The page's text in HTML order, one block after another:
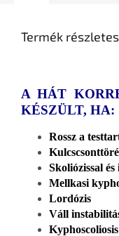
Termék
A HÁT
KÉSZÜLT, HA:
Rossz a
Skoliózissal
Mellkasi
Lordózis
Váll
Kyphoscoliosis